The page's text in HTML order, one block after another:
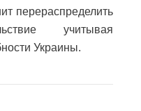
перераспределить
учитывая
Украины.